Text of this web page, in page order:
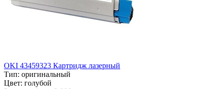
OKI 43459323 Картридж лазерный
Тип: оригинальный
Цвет: голубой